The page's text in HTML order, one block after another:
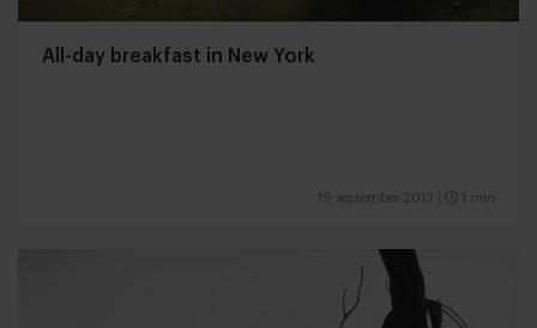
All-day breakfast in New York
19 september 2012 1 min